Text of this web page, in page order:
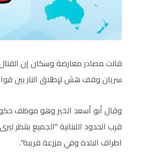
قالت مصادر معارضة وسكان إن
سريان وقف هش لإطلاق النار بين
قرب الحدود اللبنانية "الجميع ينتظر
اطراف البلدة وفي مزرعة قريبة".